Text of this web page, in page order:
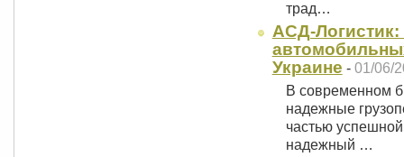
трад…
АСД-
Украине - 01/06/
В современном
надежные
частью
надежный …